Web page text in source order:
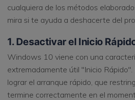
cualquiera de los métodos
mira si te ayuda a deshacerte del
1. Desactivar el Inicio
Windows 10 viene con una
extremadamente útil "Inicio
lograr el arranque rápido, que
termine correctamente en el